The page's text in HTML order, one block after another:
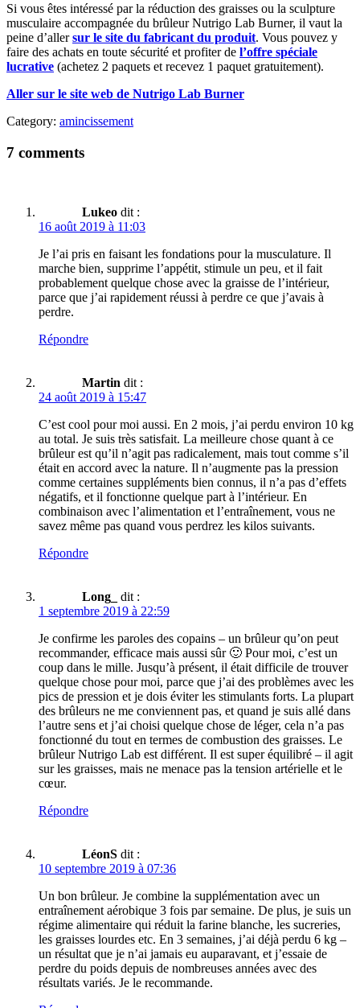
Si vous êtes intéressé par la réduction des graisses ou la sculpture
musculaire accompagnée du brûleur Nutrigo Lab Burner, il vaut la
peine d’allersur le site du fabricant du produit. Vous pouvez y
faire des achats en toute sécurité et profiter de l’offre spéciale
lucrative (achetez 2 paquets et recevez 1 paquet gratuitement).
Aller sur le site web de Nutrigo Lab Burner
Category: amincissement
7 comments
Lukeo dit :
16 août 2019 à 11:03
Je l’ai pris en faisant les fondations pour la musculature. Il
marche bien, supprime l’appétit, stimule un peu, et il fait
probablement quelque chose avec la graisse de l’intérieur,
parce que j’ai rapidement réussi à perdre ce que j’avais à
perdre.
Répondre
Martin dit :
24 août 2019 à 15:47
C’est cool pour moi aussi. En 2 mois, j’ai perdu environ 10 kg
au total. Je suis très satisfait. La meilleure chose quant à ce
brûleur est qu’il n’agit pas radicalement, mais tout comme s’il
était en accord avec la nature. Il n’augmente pas la pression
comme certaines suppléments bien connus, il n’a pas d’effets
négatifs, et il fonctionne quelque part à l’intérieur. En
combinaison avec l’alimentation et l’entraînement, vous ne
savez même pas quand vous perdrez les kilos suivants.
Répondre
Long_
dit :
1 septembre 2019 à 22:59
Je confirme les paroles des copains – un brûleur qu’on peut
recommander, efficace mais aussi sûr 🙂 Pour moi, c’est un
coup dans le mille. Jusqu’à présent, il était difficile de trouver
quelque chose pour moi, parce que j’ai des problèmes avec les
pics de pression et je dois éviter les stimulants forts. La plupart
des brûleurs ne me conviennent pas, et quand je suis allé dans
l’autre sens et j’ai choisi quelque chose de léger, cela n’a pas
fonctionné du tout en termes de combustion des graisses. Le
brûleur Nutrigo Lab est différent. Il est super équilibré – il agit
sur les graisses, mais ne menace pas la tension artérielle et le
cœur.
Répondre
LéonS dit :
10 septembre 2019 à 07:36
Un bon brûleur. Je combine la supplémentation avec un
entraînement aérobique 3 fois par semaine. De plus, je suis un
régime alimentaire qui réduit la farine blanche, les sucreries,
les graisses lourdes etc. En 3 semaines, j’ai déjà perdu 6 kg –
un résultat que je n’ai jamais eu auparavant, et j’essaie de
perdre du poids depuis de nombreuses années avec des
résultats variés. Je le recommande.